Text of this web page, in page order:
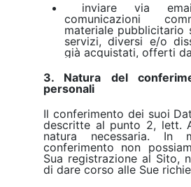
inviare via
comunicazioni
materiale pubblicitario
servizi, diversi e/o
già acquistati, offerti
3. Natura del
personali
Il conferimento dei suoi
descritte al punto 2, lett.
natura necessaria. In
conferimento non
Sua registrazione al Sito,
di dare corso alle Sue